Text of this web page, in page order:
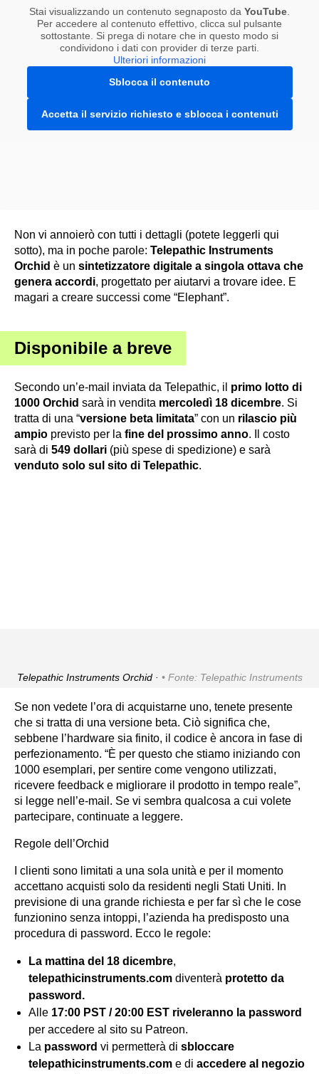
Stai visualizzando un contenuto segnaposto da YouTube
Per accedere al contenuto effettivo, clicca sul pulsante
sottostante. Si prega di notare che in questo modo si
condividono i dati con provider di terze parti.
Ulteriori informazioni
Sblocca il contenuto
Accetta il servizio richiesto e sblocca i contenuti
Non vi annoierò con tutti i dettagli (potete leggerli qui
sotto), ma in poche parole: Telepathic Instruments
Orchid è un sintetizzatore digitale a singola ottava che
genera accordi, progettato per aiutarvi a trovare idee. E
magari a creare successi come “Elephant”.
Disponibile a breve
Secondo un’e-mail inviata da Telepathic, il primo lotto di
1000 Orchid sarà in vendita mercoledì 18 dicembre. Si
tratta di una “versione beta limitata” con un rilascio più
ampio previsto per la fine del prossimo anno. Il costo
sarà di 549 dollari (più spese di spedizione) e sarà
venduto solo sul sito di Telepathic.
Telepathic Instruments Orchid · Fonte: Telepathic Instruments
Se non vedete l’ora di acquistarne uno, tenete presente
che si tratta di una versione beta. Ciò significa che,
sebbene l’hardware sia finito, il codice è ancora in fase di
perfezionamento. “È per questo che stiamo iniziando con
1000 esemplari, per sentire come vengono utilizzati,
ricevere feedback e migliorare il prodotto in tempo reale”,
si legge nell’e-mail. Se vi sembra qualcosa a cui volete
partecipare, continuate a leggere.
Regole dell’Orchid
I clienti sono limitati a una sola unità e per il momento
accettano acquisti solo da residenti negli Stati Uniti. In
previsione di una grande richiesta e per far sì che le cose
funzionino senza intoppi, l’azienda ha predisposto una
procedura di password. Ecco le regole:
La mattina del 18 dicembre,
telepathicinstruments.com diventerà protetto da
password.
Alle 17:00 PST / 20:00 EST riveleranno la password
per accedere al sito su Patreon.
La password vi permetterà di sbloccare
telepathicinstruments.com e di accedere al negozio